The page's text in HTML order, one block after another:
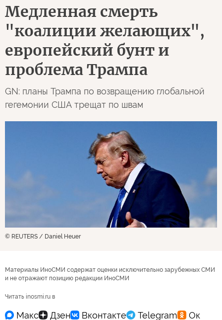
Медленная смерть
"коалиции желающих",
европейский бунт и
проблема Трампа
GN: планы Трампа по возвращению глобальной
гегемонии США трещат по швам
© REUTERS / Daniel Heuer
Материалы ИноСМИ содержат оценки исключительно зарубежных СМИ
и не отражают позицию редакции ИноСМИ
Читать inosmi.ru в